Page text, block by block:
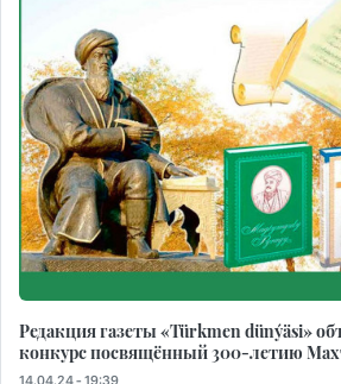
Редакция газеты «Türkmen dünýäsi»
конкурс посвящённый 300-летию